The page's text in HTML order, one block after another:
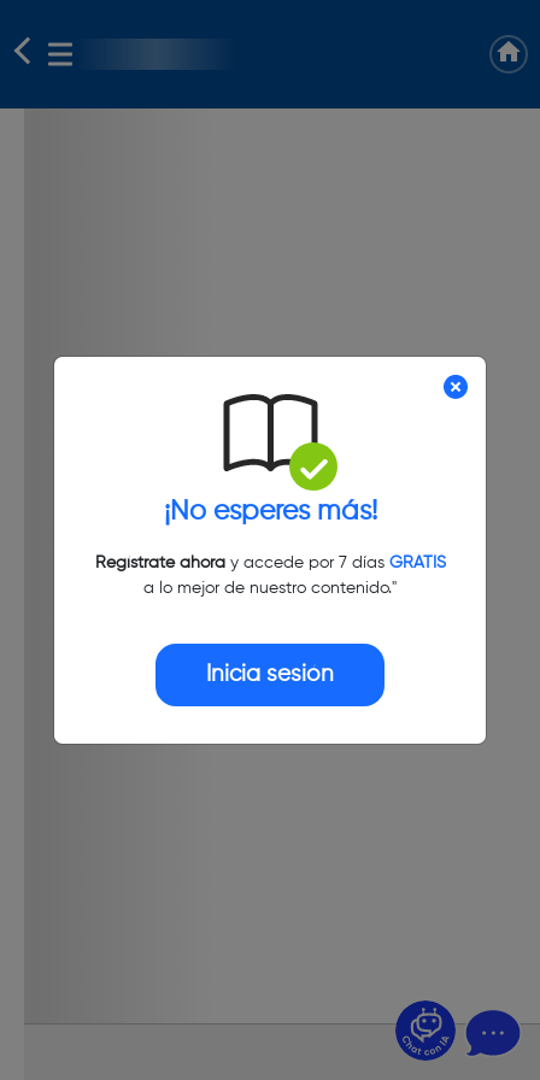
¡No esperes más!
Regístrate ahoray accede por 7 días GRATIS
a lo mejor de nuestro contenido."
Inicia sesión